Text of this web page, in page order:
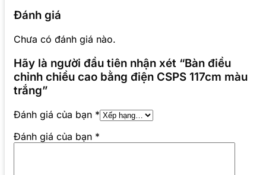
Đánh giá
Chưa có đánh giá nào.
Hãy là người đầu tiên nhận xét “Bàn điều
chỉnh chiều cao bằng điện CSPS 117cm màu
trắng”
Đánh giá của bạn *
Đánh giá của bạn *